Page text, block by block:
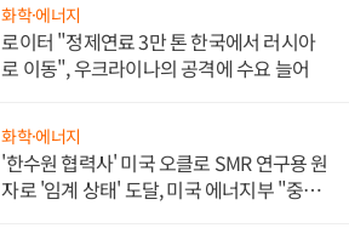
화학·에너지
로이터 "정제연료 3만 톤 한국에서 러시아
로 이동", 우크라이나의 공격에 수요 늘어
화학·에너지
'한수원 협력사' 미국 오클로 SMR 연구용 원
자로 '임계 상태' 도달, 미국 에너지부 "중요